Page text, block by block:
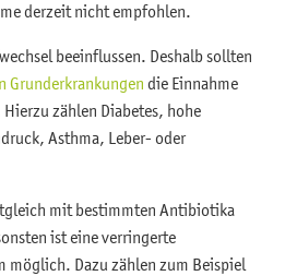
derzeit nicht empfohlen.
beeinflussen. Deshalb sollten
Grunderkrankungen die Einnahme
zählen Diabetes, hohe
Asthma, Leber- oder
mit bestimmten Antibiotika
ist eine verringerte
möglich. Dazu zählen zum Beispiel